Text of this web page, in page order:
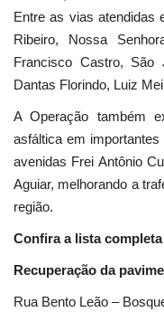
Entre as vias atendidas
Ribeiro, Nossa
Francisco Castro, São
Dantas Florindo, Luiz
A Operação também
asfáltica em
avenidas Frei Antônio
Aguiar, melhorando a
região.
Confira a lista
Recuperação da
Rua Bento Leão –